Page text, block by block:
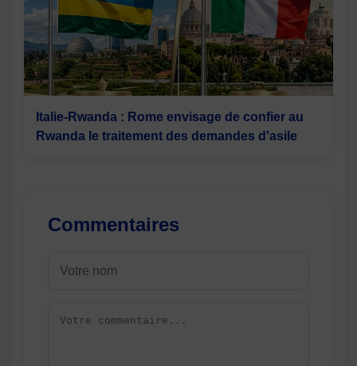
Italie-Rwanda : Rome envisage de confier au
Rwanda le traitement des demandes d'asile
Commentaires